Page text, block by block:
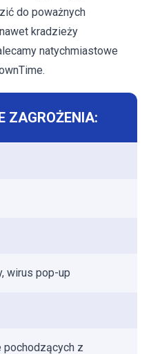
do poważnych
kradzieży
natychmiastowe
ZAGROŻENIA:
wirus pop-up
pochodzących z